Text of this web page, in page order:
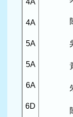
4A
4A
5A
5A
6A
6D